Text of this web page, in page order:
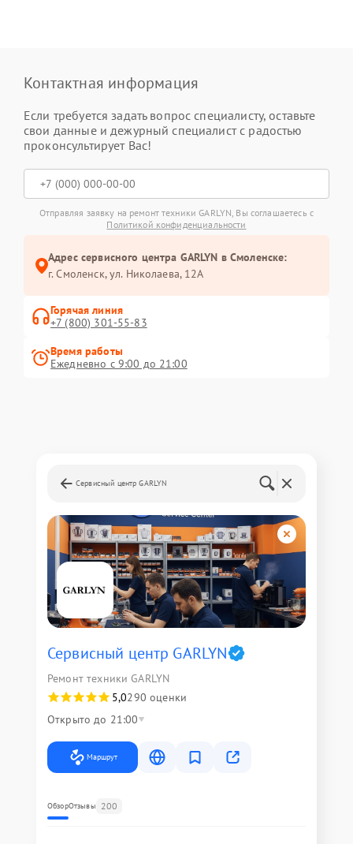
Контактная информация
Если требуется задать вопрос специалисту, оставьте
свои данные и дежурный специалист с радостью
проконсультирует Вас!
Отправляя заявку на ремонт техники GARLYN, Вы соглашаетесь с
Политикой конфиденциальности
Адрес сервисного центра GARLYN в Смоленске:
г. Смоленск, ул. Николаева, 12А
Горячая линия
+7 (800) 301-55-83
Время работы
Ежедневно с 9:00 до 21:00
Сервисный центр GARLYN
Сервисный центр GARLYN
Ремонт техники GARLYN
5,0290 оценки
Открыто до 21:00
Маршрут
ОбзорОтзывы 200